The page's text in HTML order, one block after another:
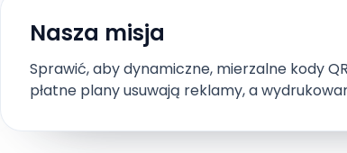
Nasza misja
Sprawić, aby dynamiczne, mierzalne kody
płatne plany usuwają reklamy, a